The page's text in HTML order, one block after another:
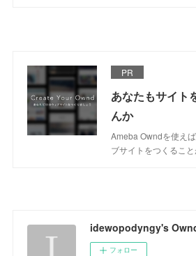
PR
あなたもサイト
んか
Ameba Owndを使え
ブサイトをつくること
idewopodyngy's
フォロー